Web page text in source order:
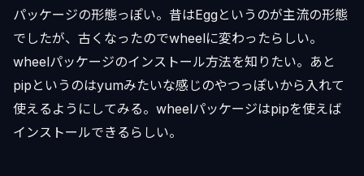
パッケージの形態っぽい。昔はEggというのが主流の形態
でしたが、古くなったのでwheelに変わったらしい。
wheelパッケージのインストール方法を知りたい。あと
pipというのはyumみたいな感じのやつっぽいから入れて
使えるようにしてみる。wheelパッケージはpipを使えば
インストールできるらしい。